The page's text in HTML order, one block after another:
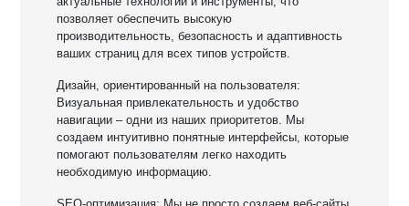
позволяет обеспечить высокую
производительность, безопасность и адаптивность
ваших страниц для всех типов устройств.
Дизайн, ориентированный на пользователя:
Визуальная привлекательность и удобство
навигации – одни из наших приоритетов. Мы
создаем интуитивно понятные интерфейсы, которые
помогают пользователям легко находить
необходимую информацию.